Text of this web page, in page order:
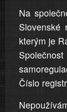
Na
Slovenské
kterým je
Číslo